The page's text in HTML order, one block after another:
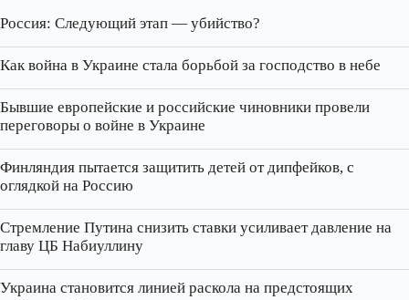
Россия: Следующий этап — убийство?
Как война в Украине стала борьбой за господство в небе
Бывшие европейские и российские чиновники провели
переговоры о войне в Украине
Финляндия пытается защитить детей от дипфейков, с
оглядкой на Россию
Стремление Путина снизить ставки усиливает давление на
главу ЦБ Набиуллину
Украина становится линией раскола на предстоящих